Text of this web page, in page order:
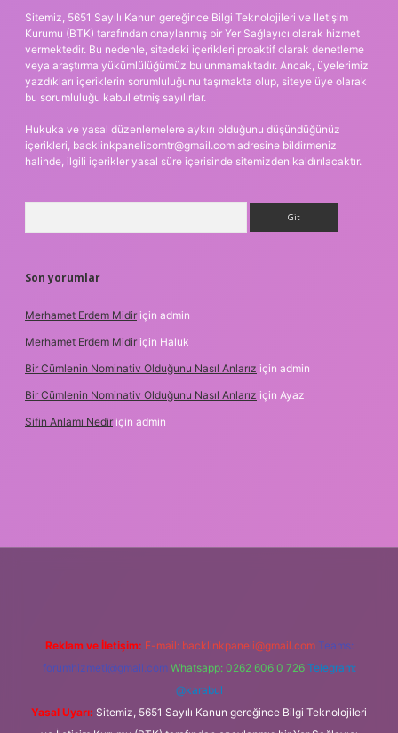
Sitemiz, 5651 Sayılı Kanun gereğince Bilgi Teknolojileri ve İletişim
Kurumu (BTK) tarafından onaylanmış bir Yer Sağlayıcı olarak hizmet
vermektedir. Bu nedenle, sitedeki içerikleri proaktif olarak denetleme
veya araştırma yükümlülüğümüz bulunmamaktadır. Ancak, üyelerimiz
yazdıkları içeriklerin sorumluluğunu taşımakta olup, siteye üye olarak
bu sorumluluğu kabul etmiş sayılırlar.
Hukuka ve yasal düzenlemelere aykırı olduğunu düşündüğünüz
içerikleri, backlinkpanelicomtr@gmail.com adresine bildirmeniz
halinde, ilgili içerikler yasal süre içerisinde sitemizden kaldırılacaktır.
Son yorumlar
Merhamet Erdem Midir için admin
Merhamet Erdem Midir için Haluk
Bir Cümlenin Nominativ Olduğunu Nasıl Anlarız için admin
Bir Cümlenin Nominativ Olduğunu Nasıl Anlarız için Ayaz
Sifin Anlamı Nedir için admin
Reklam ve İletişim: E-mail: backlinkpaneli@gmail.com Teams:
forumhizmeti@gmail.com Whatsapp: 0262 606 0 726 Telegram:
@karabul
Yasal Uyarı: Sitemiz, 5651 Sayılı Kanun gereğince Bilgi Teknolojileri